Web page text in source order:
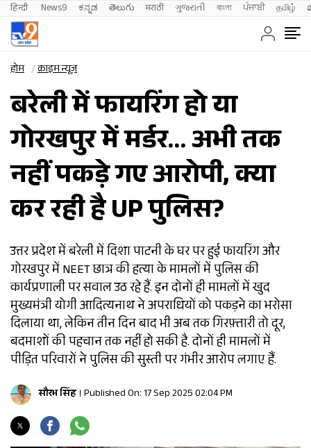
हिन्दी News9 ಕನ್ನಡ తెలుగు मराठी ગુજરાતી বাংলা ਪੰਜਾਬੀ தமிழ்
होम क्राइम न्यूज़
बरेली में फायरिंग हो या
गोरखपुर में मर्डर… अभी तक
नहीं पकड़े गए आरोपी, क्या
कर रही है UP पुलिस?
उत्तर प्रदेश में बरेली में दिशा पाटनी के घर पर हुई फायरिंग और
गोरखपुर में NEET छात्र की हत्या के मामलों में पुलिस की
कार्यप्रणाली पर सवाल उठ रहे हैं. इन दोनों ही मामलों में खुद
मुख्यमंत्री योगी आदित्यनाथ ने अपराधियों को पकड़ने का भरोसा
दिलाया था, लेकिन तीन दिन बाद भी अब तक गिरफ़्तारी तो दूर,
बदमाशों की पहचान तक नहीं हो सकी है. दोनों ही मामलों में
पीड़ित परिवारों ने पुलिस की सुस्ती पर गंभीर आरोप लगाए हैं.
सौरभ सिंह Published On: 17 Sep 2025 02:04 PM